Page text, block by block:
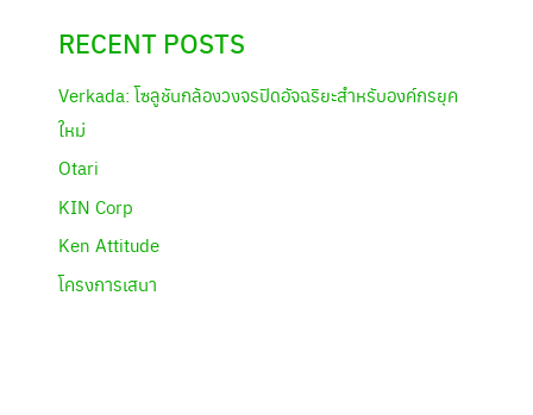
RECENT POSTS
Verkada: โซลูชันกล้องวงจรปิดอัจฉริยะสำหรับองค์กรยุค
ใหม่
Otari
KIN Corp
Ken Attitude
โครงการเสนา